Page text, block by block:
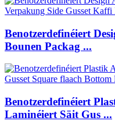
Benotzerdefinéiert
Bounen Packag ...
Benotzerdefinéiert
Laminéiert Säit Gus ...